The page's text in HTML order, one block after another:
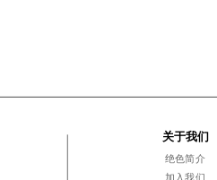
关于我们
绝色简介
加入我们